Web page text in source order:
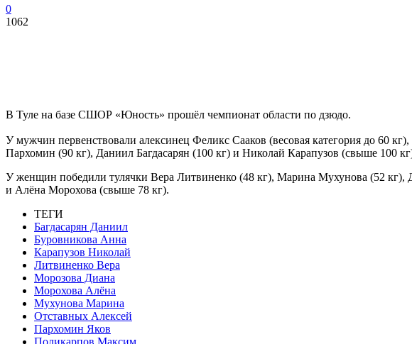
0
1062
В Туле на базе СШОР «Юность» прошёл чемпионат области по дзюдо.
У мужчин первенствовали алексинец Феликс Сааков (весовая категория до 60
Пархомин (90 кг), Даниил Багдасарян (100 кг) и Николай Карапузов (свыше 100
У женщин победили тулячки Вера Литвиненко (48 кг), Марина Мухунова (52 кг),
и Алёна Морохова (свыше 78 кг).
ТЕГИ
Багдасарян Даниил
Буровникова Анна
Карапузов Николай
Литвиненко Вера
Морозова Диана
Морохова Алёна
Мухунова Марина
Отставных Алексей
Пархомин Яков
Поликарпов Максим